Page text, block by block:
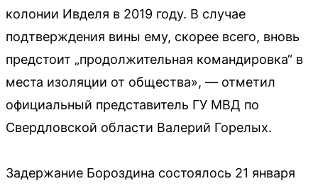
колонии Ивделя в 2019 году. В случае
подтверждения вины ему, скорее всего, вновь
предстоит „продолжительная командировка“ в
места изоляции от общества», — отметил
официальный представитель ГУ МВД по
Свердловской области Валерий Горелых.
Задержание Бороздина состоялось 21 января